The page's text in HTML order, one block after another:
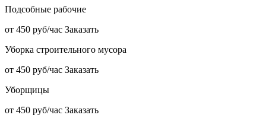
Подсобные рабочие
от 450 руб/час Заказать
Уборка строительного мусора
от 450 руб/час Заказать
Уборщицы
от 450 руб/час Заказать